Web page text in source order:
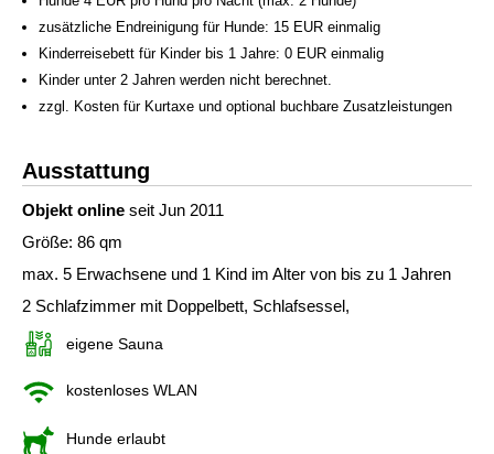
zusätzliche Endreinigung für Hunde: 15 EUR einmalig
Kinderreisebett für Kinder bis 1 Jahre: 0 EUR einmalig
Kinder unter 2 Jahren werden nicht berechnet.
zzgl. Kosten für Kurtaxe und optional buchbare Zusatzleistungen
Ausstattung
Objekt online seit Jun 2011
Größe: 86 qm
max. 5 Erwachsene und 1 Kind im Alter von bis zu 1 Jahren
2 Schlafzimmer mit Doppelbett, Schlafsessel,
eigene Sauna
kostenloses WLAN
Hunde erlaubt